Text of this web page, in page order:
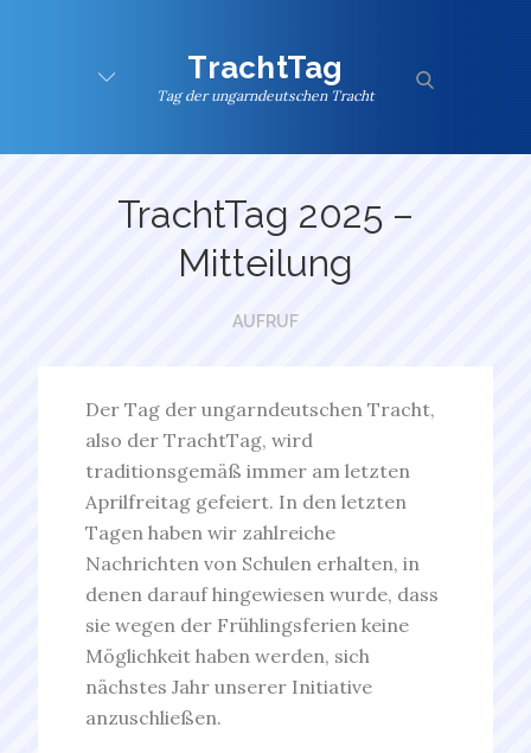
TrachtTag
Tag der ungarndeutschen Tracht
search
TrachtTag 2025 –
Mitteilung
AUFRUF
Der Tag der ungarndeutschen Tracht,
also der TrachtTag, wird
traditionsgemäß immer am letzten
Aprilfreitag gefeiert. In den letzten
Tagen haben wir zahlreiche
Nachrichten von Schulen erhalten, in
denen darauf hingewiesen wurde, dass
sie wegen der Frühlingsferien keine
Möglichkeit haben werden, sich
nächstes Jahr unserer Initiative
anzuschließen.